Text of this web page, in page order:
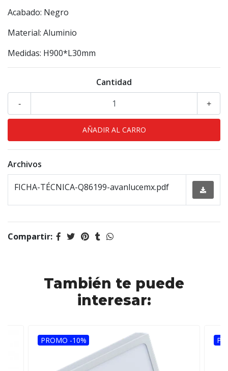
Acabado: Negro
Material: Aluminio
Medidas: H900*L30mm
Cantidad
+
-
Archivos
FICHA-TÉCNICA-Q86199-avanlucemx.pdf
Compartir:
También te puede
interesar:
PROMO -10%